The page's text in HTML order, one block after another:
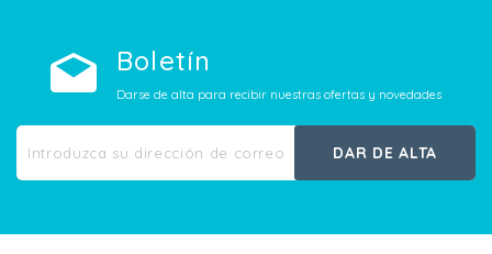
Boletín
Darse de alta para recibir nuestras ofertas y novedades
DAR DE ALTA